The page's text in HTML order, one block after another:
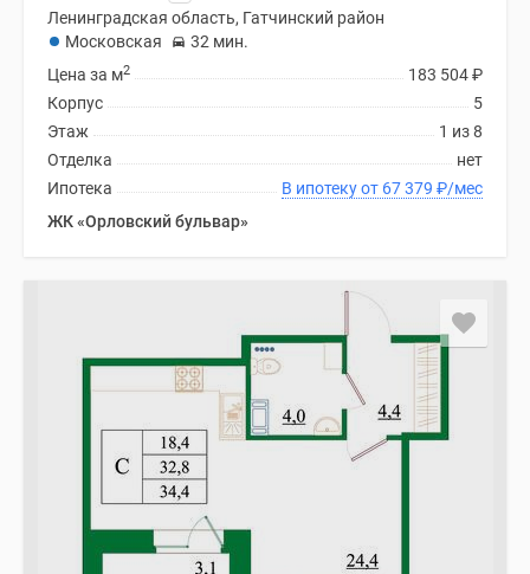
Ленинградская область, Гатчинский район
Московская
32 мин.
183 504₽
Цена за м2
5
Корпус
1 из 8
Этаж
нет
Отделка
В ипотеку от 67 379 ₽/мес
Ипотека
ЖК «Орловский бульвар»